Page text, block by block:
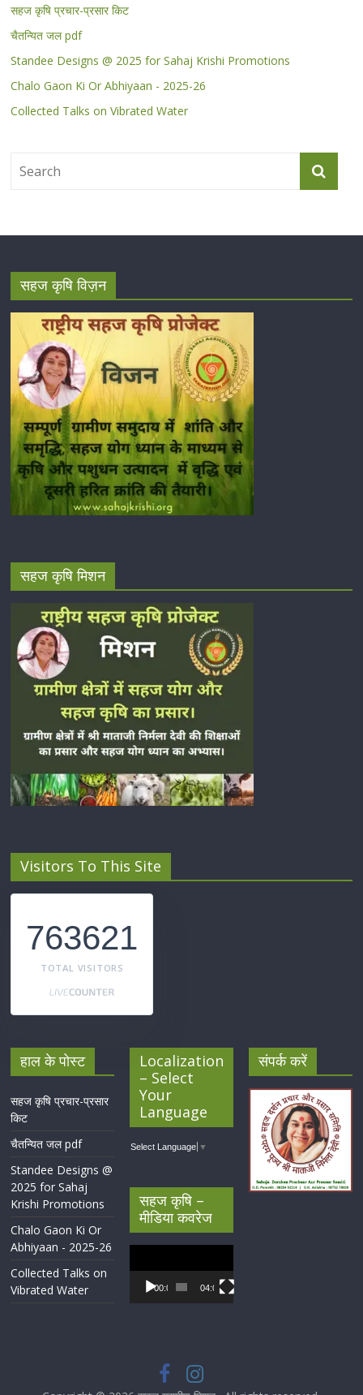
सहज कृषि प्रचार-प्रसार किट
चैतन्यित जल pdf
Standee Designs @ 2025 for Sahaj Krishi Promotions
Chalo Gaon Ki Or Abhiyaan - 2025-26
Collected Talks on Vibrated Water
सहज कृषि विज़न
सहज कृषि मिशन
Visitors To This Site
763621
TOTAL VISITORS
हाल के पोस्ट
सहज कृषि प्रचार-प्रसार
किट
चैतन्यित जल pdf
Standee Designs @
2025 for Sahaj
Krishi Promotions
Chalo Gaon Ki Or
Abhiyaan - 2025-26
Collected Talks on
Vibrated Water
Localization
– Select
Your
Language
Select Language ▼
सहज कृषि –
मीडिया कवरेज
Player
00:00 04:07
संपर्क करें